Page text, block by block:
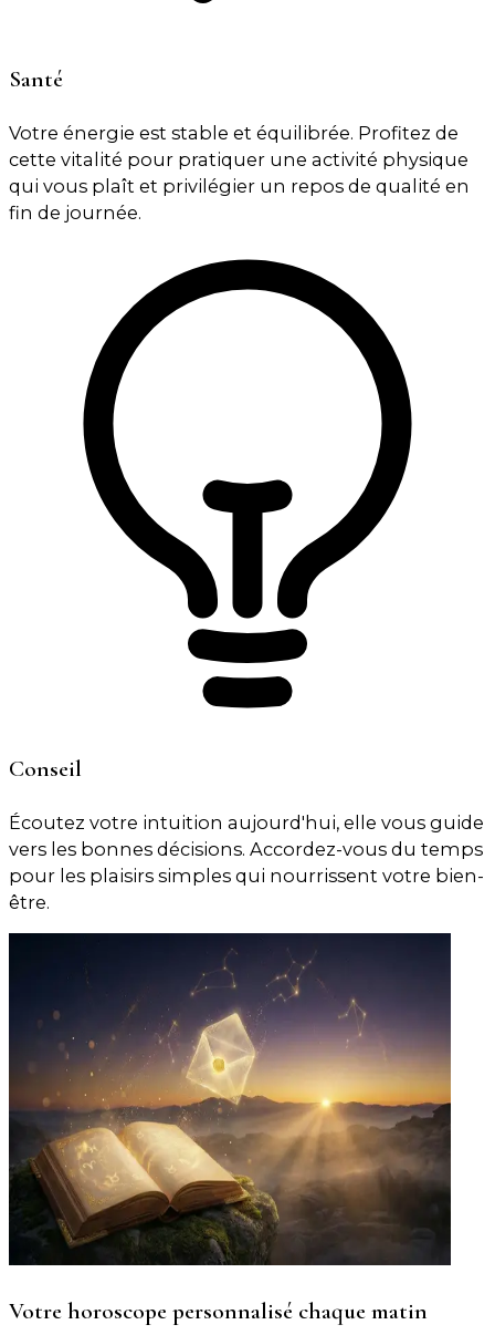
Santé
Votre énergie est stable et équilibrée. Profitez de
cette vitalité pour pratiquer une activité physique
qui vous plaît et privilégier un repos de qualité en
fin de journée.
Conseil
Écoutez votre intuition aujourd'hui, elle vous guide
vers les bonnes décisions. Accordez-vous du temps
pour les plaisirs simples qui nourrissent votre bien-
être.
Votre horoscope personnalisé chaque matin